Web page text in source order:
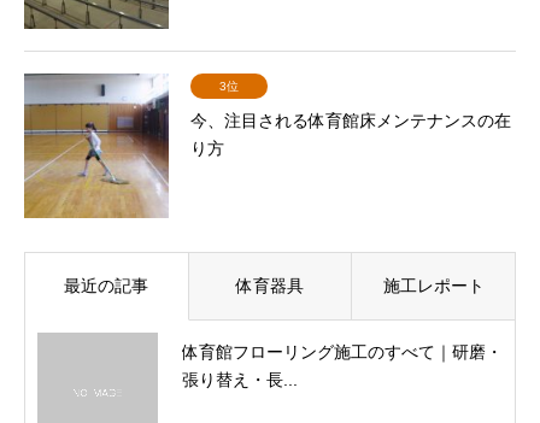
3位
今、注目される体育館床メンテナンスの在
り方
最近の記事 体育器具 施工レポート
体育館フローリング施工のすべて｜研磨・
張り替え・長...